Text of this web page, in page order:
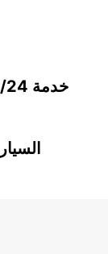
خدمة 24/ 7 في معظم المطارات الرئيسية